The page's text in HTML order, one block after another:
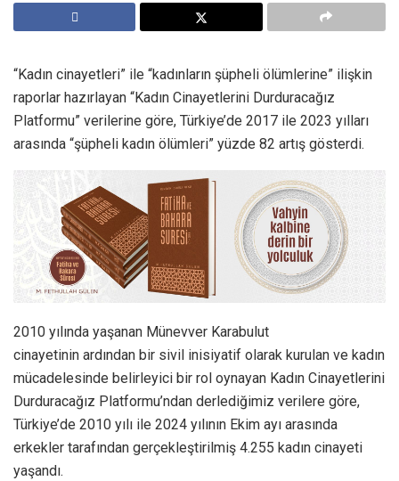
“Kadın cinayetleri” ile “kadınların şüpheli ölümlerine” ilişkin
raporlar hazırlayan “Kadın Cinayetlerini Durduracağız
Platformu” verilerine göre, Türkiye’de 2017 ile 2023 yılları
arasında “şüpheli kadın ölümleri” yüzde 82 artış gösterdi.
2010 yılında yaşanan Münevver Karabulut
cinayetinin ardından bir sivil inisiyatif olarak kurulan ve kadın
mücadelesinde belirleyici bir rol oynayan Kadın Cinayetlerini
Durduracağız Platformu’ndan derlediğimiz verilere göre,
Türkiye’de 2010 yılı ile 2024 yılının Ekim ayı arasında
erkekler tarafından gerçekleştirilmiş 4.255 kadın cinayeti
yaşandı.